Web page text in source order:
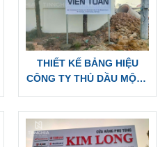
THIẾT KẾ BẢNG HIỆU
CÔNG TY THỦ DẦU MỘT |
INOX, BIỂN TÔN ĐẸP